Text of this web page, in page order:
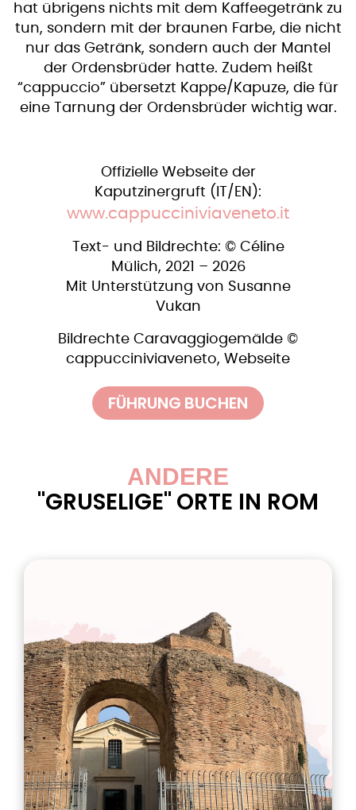
hat übrigens nichts mit dem Kaffeegetränk zu
tun, sondern mit der braunen Farbe, die nicht
nur das Getränk, sondern auch der Mantel
der Ordensbrüder hatte. Zudem heißt
“cappuccio” übersetzt Kappe/Kapuze, die für
eine Tarnung der Ordensbrüder wichtig war.
Offizielle Webseite der
Kaputzinergruft (IT/EN):
www.cappucciniviaveneto.it
Text- und Bildrechte: © ​Céline
Mülich, 2021 – 2026
Mit Unterstützung von Susanne
Vukan
Bildrechte Caravaggiogemälde ©
cappucciniviaveneto, Webseite
FÜHRUNG BUCHEN
ANDERE
"GRUSELIGE" ORTE IN ROM